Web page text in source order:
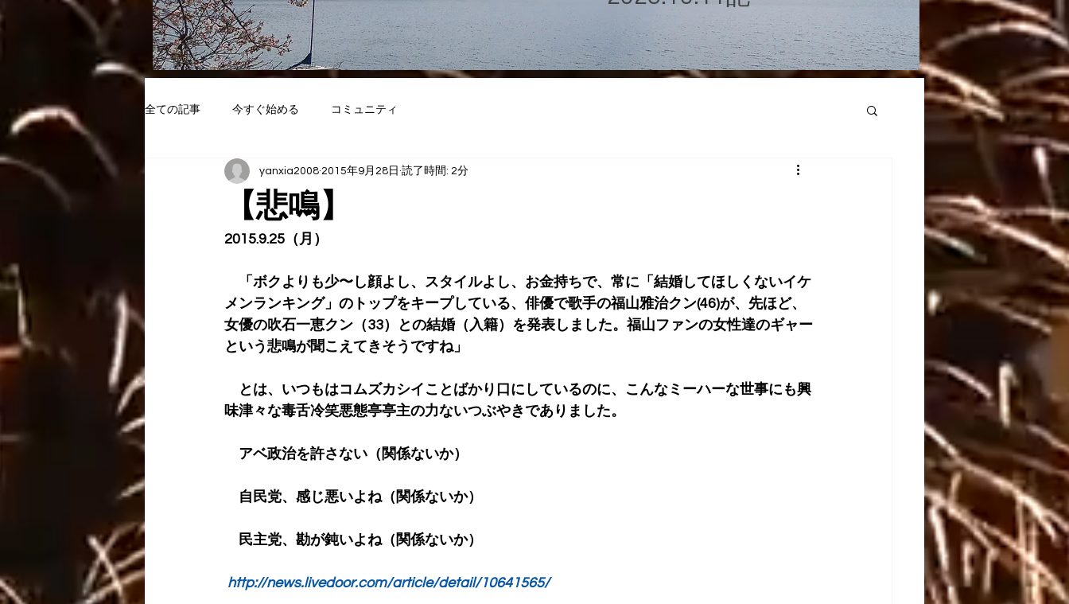
全ての記事 今すぐ始める コミュニティ
【悲鳴】
yanxia2008 2015年9月28日 読了時間: 2分
2015.9.25（月）
「ボクよりも少〜し顔よし、スタイルよし、お金持ちで、常に「結婚してほしくないイケ
メンランキング」のトップをキープしている、俳優で歌手の福山雅治クン(46)が、先ほど、
女優の吹石一恵クン（33）との結婚（入籍）を発表しました。福山ファンの女性達のギャー
という悲鳴が聞こえてきそうですね」
とは、いつもはコムズカシイことばかり口にしているのに、こんなミーハーな世事にも興
味津々な毒舌冷笑悪態亭亭主の力ないつぶやきでありました。
アベ政治を許さない（関係ないか）
自民党、感じ悪いよね（関係ないか）
民主党、勘が鈍いよね（関係ないか）
http://news.livedoor.com/article/detail/10641565/